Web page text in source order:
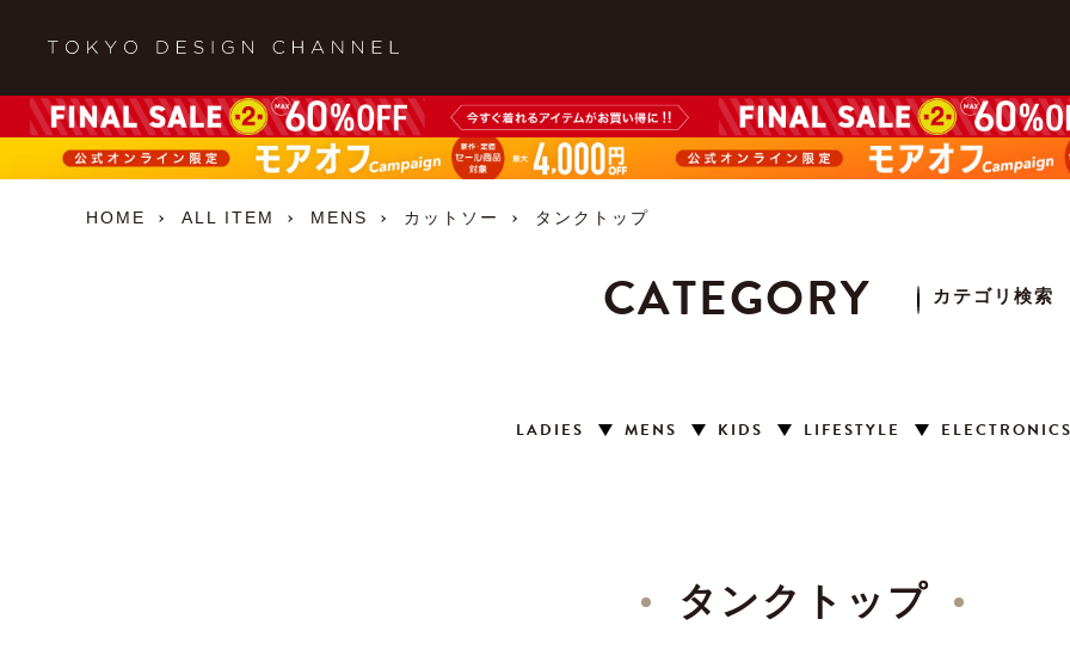
HOME ALL ITEM MENS カットソー タンクトップ
CATEGORY カテゴリ検索
LADIES MENS KIDS LIFESTYLE
タンクトップ